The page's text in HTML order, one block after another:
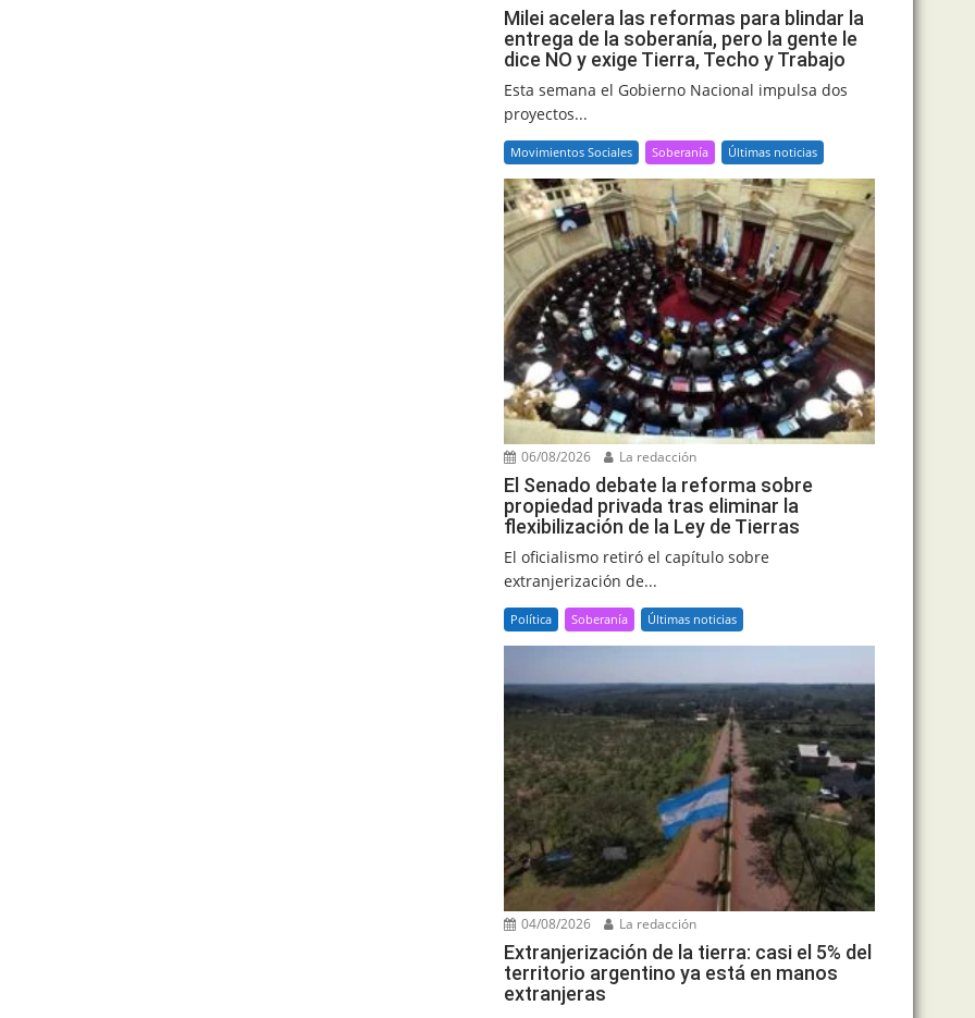
Milei acelera las reformas para blindar la
entrega de la soberanía, pero la gente le
dice NO y exige Tierra, Techo y Trabajo
Esta semana el Gobierno Nacional impulsa dos
proyectos...
Movimientos Sociales Soberanía Últimas noticias
06/08/2026 La redacción
El Senado debate la reforma sobre
propiedad privada tras eliminar la
flexibilización de la Ley de Tierras
El oficialismo retiró el capítulo sobre
extranjerización de...
Política Soberanía Últimas noticias
04/08/2026 La redacción
Extranjerización de la tierra: casi el 5% del
territorio argentino ya está en manos
extranjeras